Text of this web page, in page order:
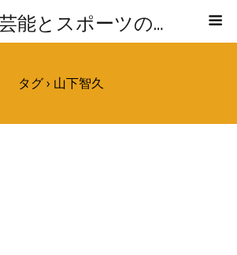
明日の芸能とスポーツの気になる話題レポ
タグ › 山下智久